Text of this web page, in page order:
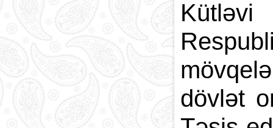
Paytaxt
Kodlar və indekslər
Qan yaddaşı
Kütləvi
dövlət